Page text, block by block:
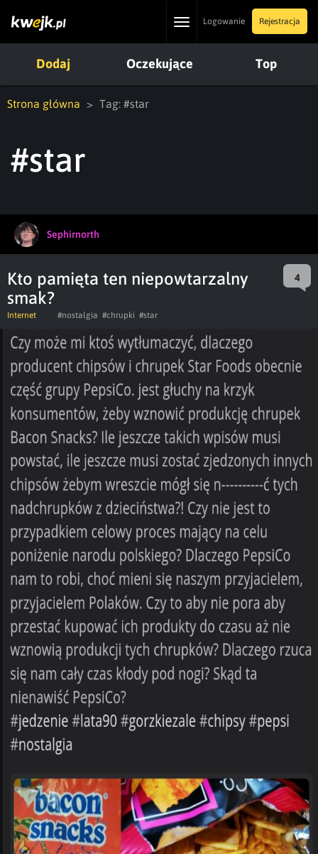
ToggleLogowanie Rejestracja
Dodaj Oczekujące Top
Strona główna Tag: #star
#star
Sephirnorth
Kto pamięta ten niepowtarzalny
smak?
4
Internet #nostalgia #chrupki #star